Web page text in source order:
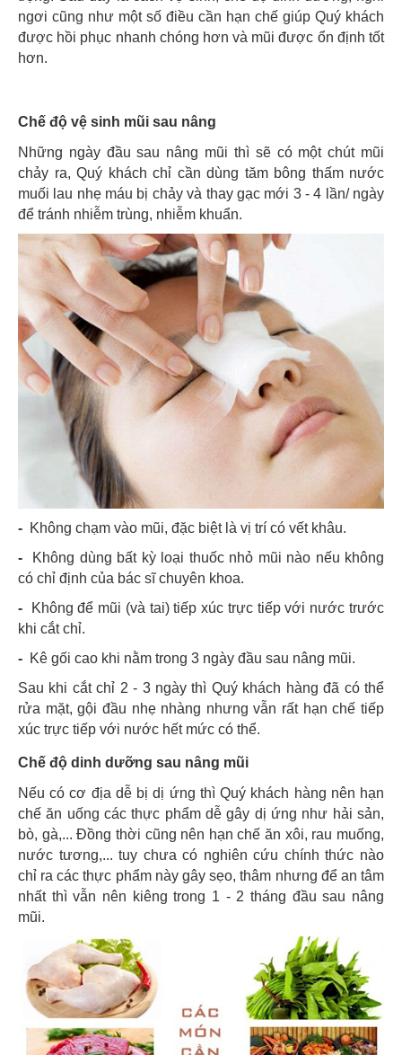
ngơi cũng như một số điều cần hạn chế giúp Quý khách
được hồi phục nhanh chóng hơn và mũi được ổn định tốt
hơn.
Chế độ vệ sinh mũi sau nâng
Những ngày đầu sau nâng mũi thì sẽ có một chút mũi
chảy ra, Quý khách chỉ cần dùng tăm bông thấm nước
muối lau nhẹ máu bị chảy và thay gạc mới 3 - 4 lần/ ngày
để tránh nhiễm trùng, nhiễm khuẩn.
- Không chạm vào mũi, đặc biệt là vị trí có vết khâu.
-
Không dùng bất kỳ loại thuốc nhỏ mũi nào nếu không
có chỉ định của bác sĩ chuyên khoa.
-
Không để mũi (và tai) tiếp xúc trực tiếp với nước trước
khi cắt chỉ.
- Kê gối cao khi nằm trong 3 ngày đầu sau nâng mũi.
Sau khi cắt chỉ 2 - 3 ngày thì Quý khách hàng đã có thể
rửa mặt, gội đầu nhẹ nhàng nhưng vẫn rất hạn chế tiếp
xúc trực tiếp với nước hết mức có thể.
Chế độ dinh dưỡng sau nâng mũi
Nếu có cơ địa dễ bị dị ứng thì Quý khách hàng nên hạn
chế ăn uống các thực phẩm dễ gây dị ứng như hải sản,
bò, gà,... Đồng thời cũng nên hạn chế ăn xôi, rau muống,
nước tương,... tuy chưa có nghiên cứu chính thức nào
chỉ ra các thực phẩm này gây sẹo, thâm nhưng để an tâm
nhất thì vẫn nên kiêng trong 1 - 2 tháng đầu sau nâng
mũi.